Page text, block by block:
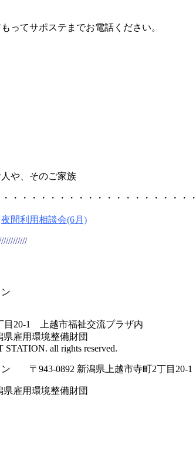
ってサポステまでお電話ください。
や、そのご家族
・・・・・・・・・・・・・・・・・・
夜間利用相談会(6月)
目20-1 上越市福祉交流プラザ内
雇用環境整備財団
all rights reserved.
ン 〒943-0892 新潟県上越市寺町2丁目
雇用環境整備財団